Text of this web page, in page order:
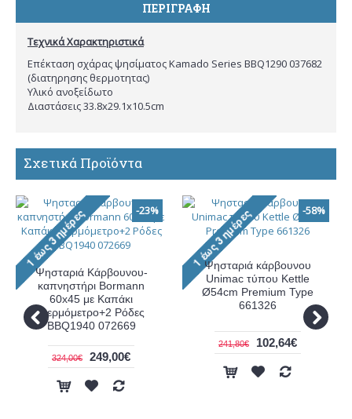
ΠΕΡΙΓΡΑΦΉ
Τεχνικά Χαρακτηριστικά
Επέκταση σχάρας ψησίματος Kamado Series BBQ1290 037682
(διατηρησης θερμοτητας)
Υλικό ανοξείδωτο
Διαστάσεις 33.8x29.1x10.5cm
Σχετικά Προϊόντα
-23%
Ψησταριά Κάρβουνου-
καπνηστήρι Bormann
60x45 με Καπάκι
Θερμόμετρο+2 Ρόδες
BBQ1940 072669
324,00€ 249,00€
-58%
Ψησταριά κάρβουνου
Unimac τύπου Kettle
Ø54cm Premium Type
661326
241,80€ 102,64€